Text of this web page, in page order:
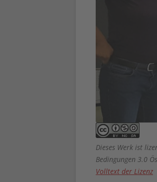
Dieses Werk ist
Bedingungen 3.0
Volltext der Lizenz